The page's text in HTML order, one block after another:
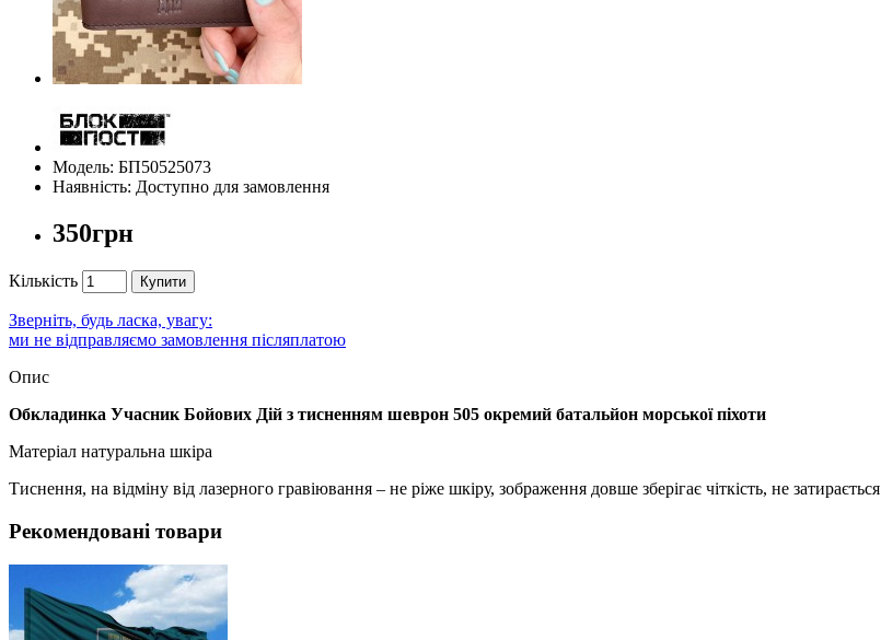
Модель: БП50525073
Наявність: Доступно для замовлення
350грн
Кількість Купити
Зверніть, будь ласка, увагу:
ми не відправляємо замовлення післяплатою
Опис
Обкладинка Учасник Бойових Дій з тисненням шеврон 505 окремий батальйон морської піхоти
Матеріал натуральна шкіра
Тиснення, на відміну від лазерного гравіювання – не ріже шкіру, зображення довше зберігає чіткість, не затирається
Рекомендовані товари